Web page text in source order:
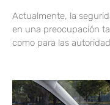
Actualmente, la
en una preocupación
como para las